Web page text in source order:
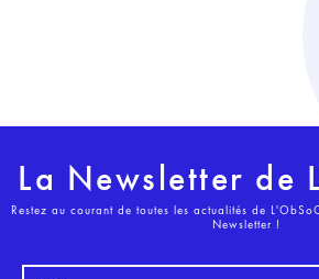
La Newsletter de
Restez au courant de toutes les actualités de
Newsletter !